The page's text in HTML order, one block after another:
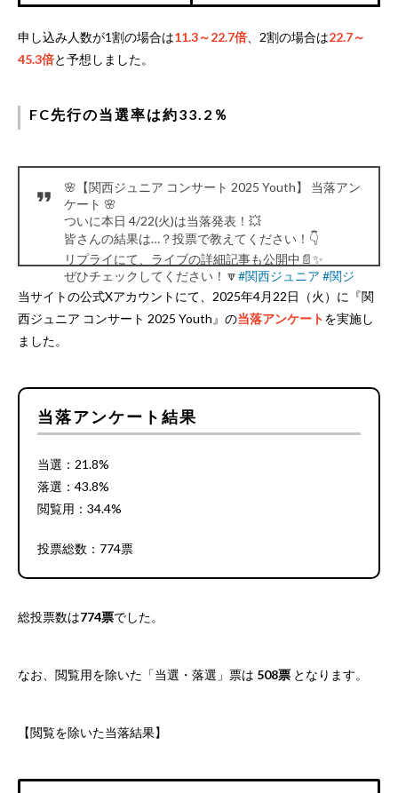
申し込み人数が1割の場合は11.3～22.7倍、2割の場合は22.7～
45.3倍と予想しました。
FC先行の当選率は約33.2％
🌸【関西ジュニア コンサート 2025 Youth】 当落アン
ケート 🌸
ついに本日 4/22(火)は当落発表！💥
皆さんの結果は…？投票で教えてください！👇
リプライにて、ライブの詳細記事も公開中📄✨
ぜひチェックしてください！🔽#関西ジュニア #関ジ
ュ#当落
— チケットフェスタ (@ticket_festa)
April 22, 2025
当サイトの公式Xアカウントにて、2025年4月22日（火）に『関
西ジュニア コンサート 2025 Youth』の当落アンケートを実施し
ました。
当落アンケート結果
当選：21.8%
落選：43.8%
閲覧用：34.4%
投票総数：774票
総投票数は774票でした。
なお、閲覧用を除いた「当選・落選」票は 508票 となります。
【閲覧を除いた当落結果】